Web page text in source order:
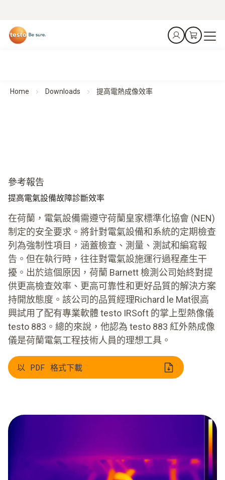
Home Downloads 提高電熱成像效率
參考報告
提高電氣設備故障診斷效率
在荷蘭，電氣設備需遵守荷蘭皇家標準化協會 (NEN)
制定的安全要求。將針對電氣設備和系統的定期檢查
列為強制性項目，涵蓋檢查、測量、測試和編寫報
告。但在執行時，往往對電氣設施運行過程產生干
擾。出於這個原因，荷蘭 Barnett 檢測公司始終對提
供更高檢查效率、更高可靠性和更好品質的解決方案
持開放態度。該公司的品質經理Richard le Mat很高
興試用了配有專業軟體 testo IRSoft 的掌上型熱像儀
testo 883。總的來說，他認為 testo 883 紅外熱成像
儀是荷蘭電氣工程技術人員的理想工具。
以 PDF 格式下載